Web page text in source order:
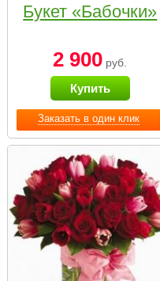
Заказать в один клик
Букет «Бабочки»
2 900 руб.
Купить